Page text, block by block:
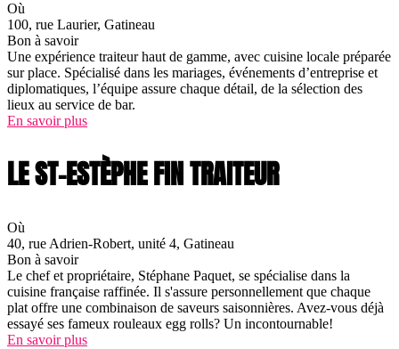
Où
100, rue Laurier, Gatineau
Bon à savoir
Une expérience traiteur haut de gamme, avec cuisine locale préparée
sur place. Spécialisé dans les mariages, événements d’entreprise et
diplomatiques, l’équipe assure chaque détail, de la sélection des
lieux au service de bar.
En savoir plus
LE ST-ESTÈPHE FIN TRAITEUR
Où
40, rue Adrien-Robert, unité 4, Gatineau
Bon à savoir
Le chef et propriétaire, Stéphane Paquet, se spécialise dans la
cuisine française raffinée. Il s'assure personnellement que chaque
plat offre une combinaison de saveurs saisonnières. Avez-vous déjà
essayé ses fameux rouleaux egg rolls? Un incontournable!
En savoir plus